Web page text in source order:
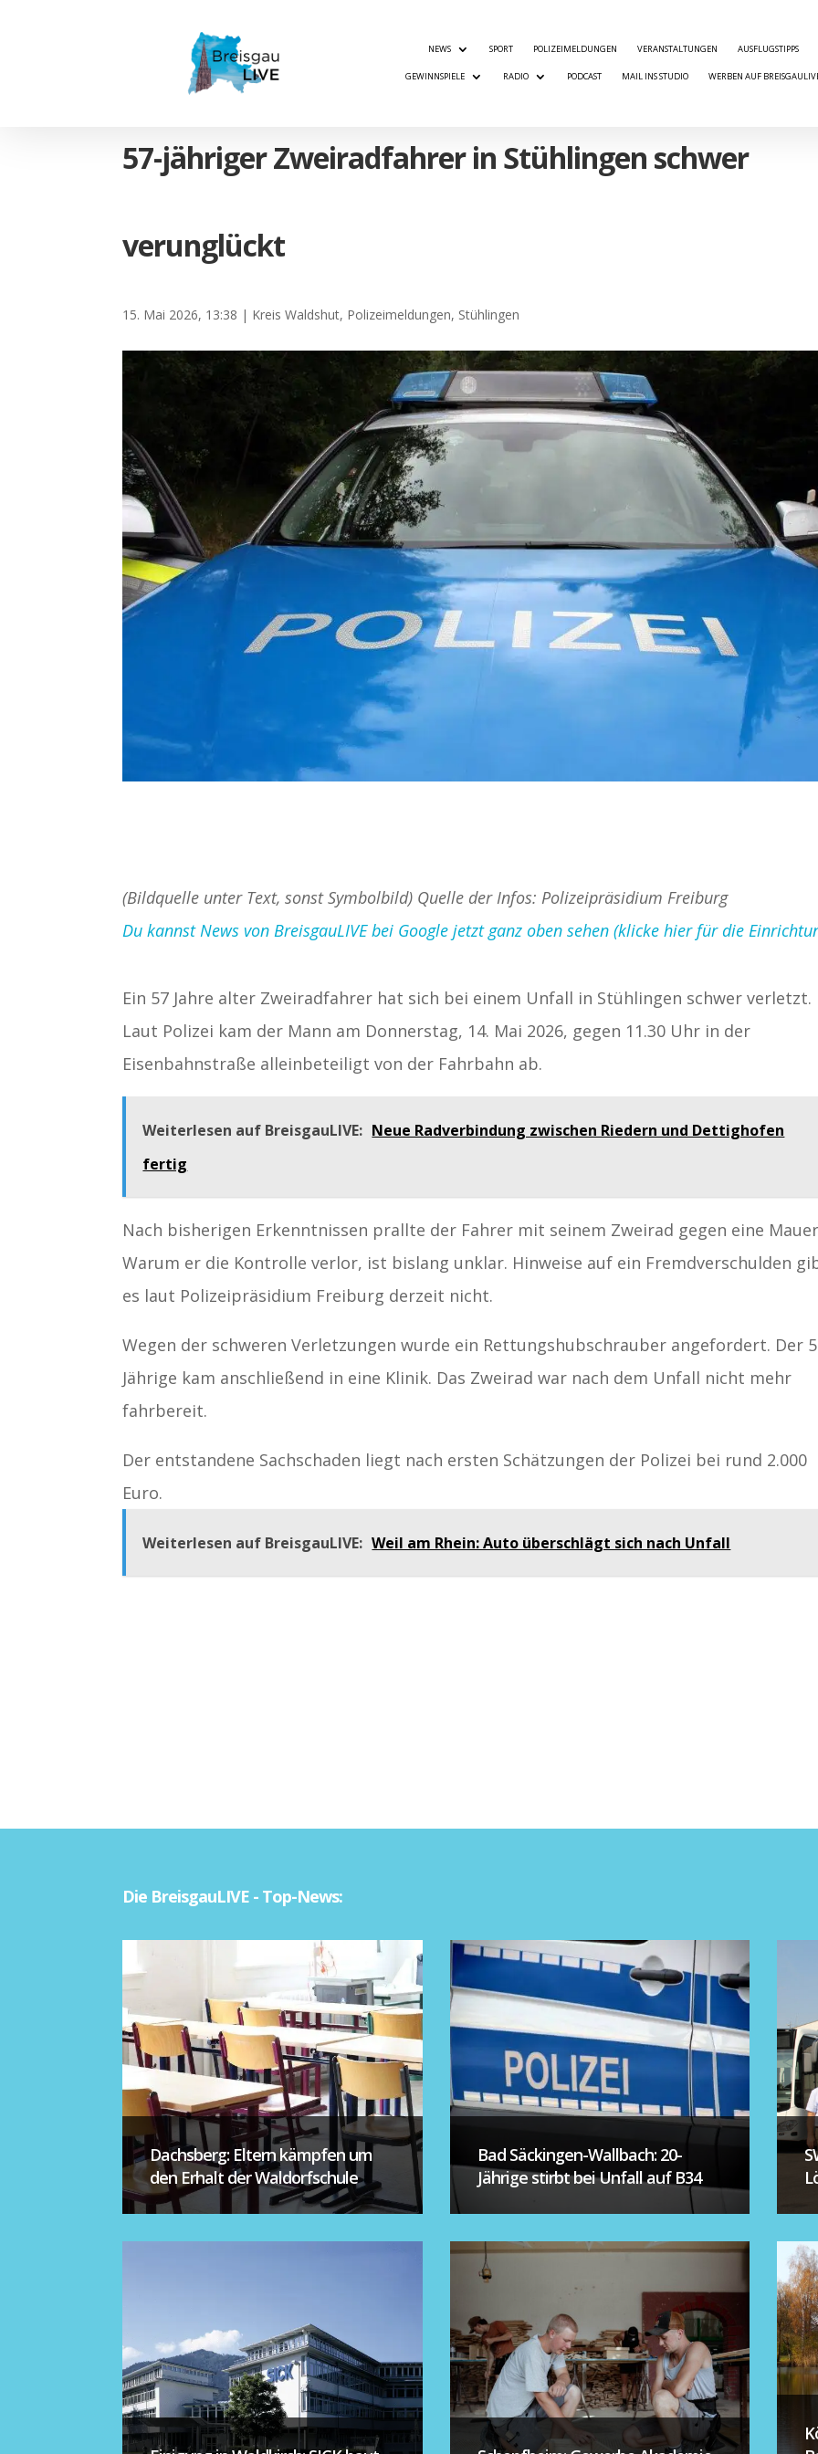
NEWS SPORT POLIZEIMELDUNGEN VERANSTALTUNGEN AUSFLUGSTIPPS
GEWINNSPIELE RADIO PODCAST MAIL INS STUDIO WERBEN AUF
57-jähriger Zweiradfahrer in Stühlingen schwer
verunglückt
15. Mai 2026, 13:38 | Kreis Waldshut, Polizeimeldungen, Stühlingen
(Bildquelle unter Text, sonst Symbolbild) Quelle der Infos: Polizeipräsidium Freiburg
Du kannst News von BreisgauLIVE bei Google jetzt ganz oben sehen (klicke hier für die
Ein 57 Jahre alter Zweiradfahrer hat sich bei einem Unfall in Stühlingen schwer verletzt.
Laut Polizei kam der Mann am Donnerstag, 14. Mai 2026, gegen 11.30 Uhr in der
Eisenbahnstraße alleinbeteiligt von der Fahrbahn ab.
Weiterlesen auf BreisgauLIVE: Neue Radverbindung zwischen Riedern und Dettighofen
fertig
Nach bisherigen Erkenntnissen prallte der Fahrer mit seinem Zweirad gegen eine
Warum er die Kontrolle verlor, ist bislang unklar. Hinweise auf ein Fremdverschulden
es laut Polizeipräsidium Freiburg derzeit nicht.
Wegen der schweren Verletzungen wurde ein Rettungshubschrauber angefordert. Der
Jährige kam anschließend in eine Klinik. Das Zweirad war nach dem Unfall nicht mehr
fahrbereit.
Der entstandene Sachschaden liegt nach ersten Schätzungen der Polizei bei rund 2.000
Euro.
Weiterlesen auf BreisgauLIVE: Weil am Rhein: Auto überschlägt sich nach Unfall
Die BreisgauLIVE - Top-News:
Dachsberg: Eltern kämpfen um
den Erhalt der Waldorfschule
Bad Säckingen-Wallbach: 20-
Jährige stirbt bei Unfall auf B34